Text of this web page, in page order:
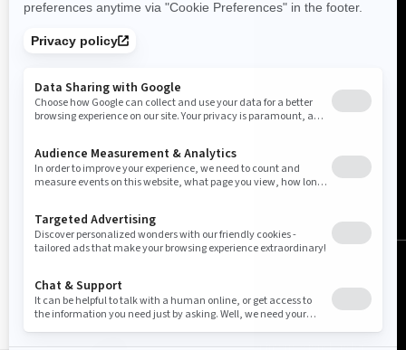
Norge (norsk)
© BRP 2003-2026
Juridisk merknad
Personvern Retningslinjer for informasjonskapsler